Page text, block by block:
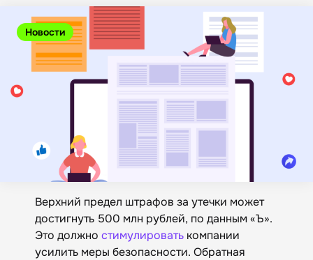
Новости
Верхний предел штрафов за утечки может
достигнуть 500 млн рублей, по данным «Ъ».
Это должно стимулировать компании
усилить меры безопасности. Обратная